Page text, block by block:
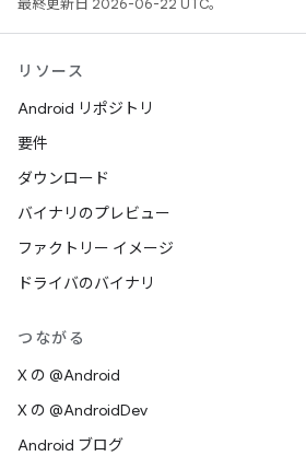
最終更新日 2026-06-22 UTC。
リソース
Android リポジトリ
要件
ダウンロード
バイナリのプレビュー
ファクトリー イメージ
ドライバのバイナリ
つながる
X の @Android
X の @AndroidDev
Android ブログ